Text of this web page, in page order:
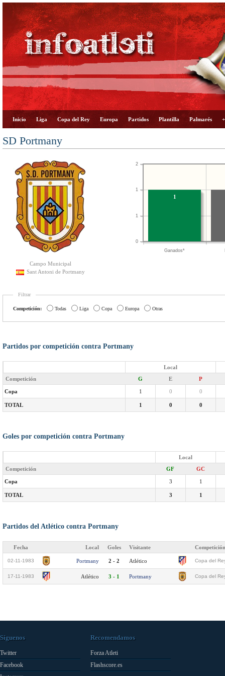
Inicio Liga Copa del Rey Europa Partidos Plantilla Palmarés
SD Portmany
Campo Municipal
Sant Antoni de Portmany
Ganados*
0
1
1
2
1
Filtrar
Competición: Todas Liga Copa Europa Otras
Partidos por competición contra Portmany
Local
Competición
G E P
Copa 1 0 0
TOTAL 1 0 0
Goles por competición contra Portmany
Local
Competición
GF GC
Copa 3 1
TOTAL 3 1
Partidos del Atlético contra Portmany
Fecha Local Goles Visitante Competición
02-11-1983 Portmany 2 - 2 Atlético Copa del
17-11-1983 Atlético 3 - 1 Portmany Copa del
Síguenos
Twitter
Facebook
Recomendamos
Forza Atleti
Flashscore.es